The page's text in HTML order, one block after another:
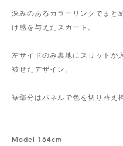
深みのあるカラーリングでまと
け感を与えたスカート。
左サイドのみ裏地にスリットが
被せたデザイン。
裾部分はパネルで色を切り替え
Model 164cm